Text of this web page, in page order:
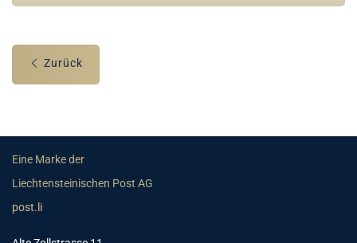
Zurück
Eine Marke der
Liechtensteinischen Post AG
post.li